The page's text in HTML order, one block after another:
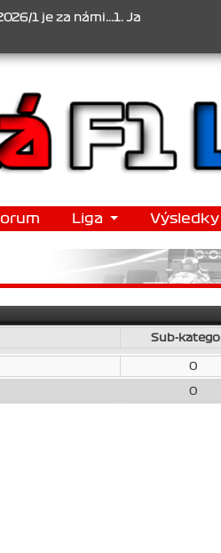
je za námi...1. Jan Veselý , 2.
Liga Výsledky
Sub-
0
0